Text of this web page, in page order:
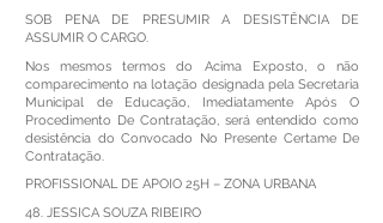
SOB PENA DE PRESUMIR A DESISTÊNCIA DE
ASSUMIR O CARGO.
Nos mesmos termos do Acima Exposto, o não
comparecimento na lotação designada pela Secretaria
Municipal de Educação, Imediatamente Após O
Procedimento De Contratação, será entendido como
desistência do Convocado No Presente Certame De
Contratação.
PROFISSIONAL DE APOIO 25H – ZONA URBANA
48. JESSICA SOUZA RIBEIRO